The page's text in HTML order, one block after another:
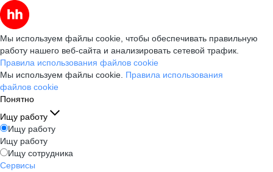
Мы используем файлы cookie, чтобы обеспечивать правильную
работу нашего веб-сайта и анализировать сетевой трафик.
Правила использования файлов cookie
Мы используем файлы cookie. Правила использования
файлов cookie
Понятно
Ищу работу
Ищу работу
Ищу работу
Ищу сотрудника
Сервисы